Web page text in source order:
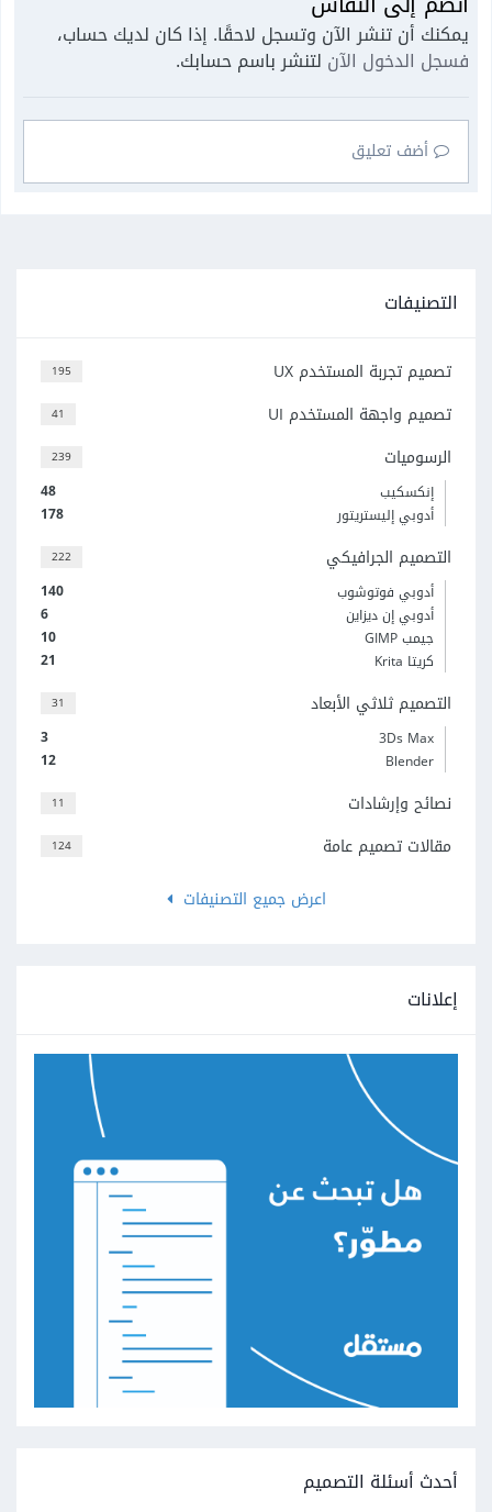
يمكنك أن تنشر الآن وتسجل لاحقًا. إذا كان لديك حساب،
فسجل الدخول الآن لتنشر باسم حسابك.
أضف تعليق
التصنيفات
195 تصميم تجربة المستخدم UX
41 تصميم واجهة المستخدم UI
239 الرسوميات
48
إنكسكيب
178
أدوبي إليستريتور
222 التصميم الجرافيكي
140
أدوبي فوتوشوب
6
أدوبي إن ديزاين
10
جيمب GIMP
21
كريتا Krita
31 التصميم ثلاثي الأبعاد
3
3Ds Max
12
Blender
11 نصائح وإرشادات
124
مقالات تصميم عامة
اعرض جميع التصنيفات
إعلانات
أحدث أسئلة التصميم